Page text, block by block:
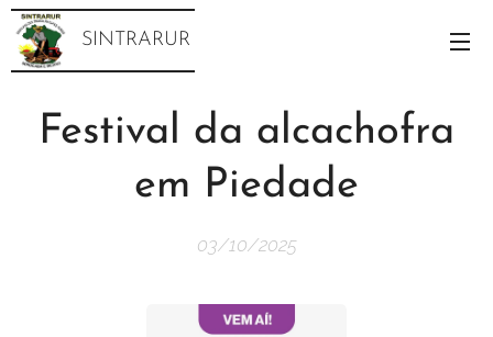
SINTRARUR
Festival da alcachofra
em Piedade
03/10/2025